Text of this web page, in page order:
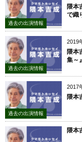
過去の出演情報
隈本
で織
2019
過去の出演情報
隈本
集～』
2017
過去の出演情報
隈本
隈本